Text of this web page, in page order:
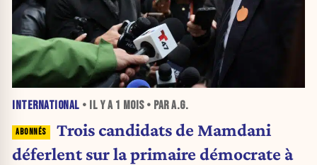
INTERNATIONAL • IL Y A 1 MOIS• PAR A.G.
Trois candidats de Mamdani
déferlent sur la primaire démocrate à